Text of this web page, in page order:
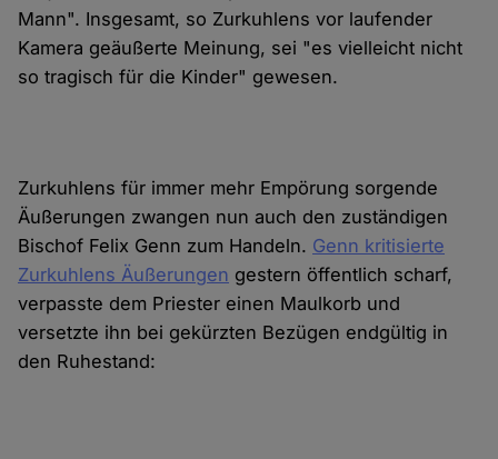
Mann". Insgesamt, so Zurkuhlens vor laufender
Kamera geäußerte Meinung, sei "es vielleicht nicht
so tragisch für die Kinder" gewesen.
Zurkuhlens für immer mehr Empörung sorgende
Äußerungen zwangen nun auch den zuständigen
Bischof Felix Genn zum Handeln. Genn kritisierte
Zurkuhlens Äußerungen gestern öffentlich scharf,
verpasste dem Priester einen Maulkorb und
versetzte ihn bei gekürzten Bezügen endgültig in
den Ruhestand: